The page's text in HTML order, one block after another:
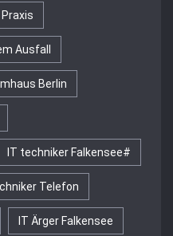
Praxis
Ausfall
Berlin
IT techniker Falkensee#
Telefon
IT Ärger Falkensee